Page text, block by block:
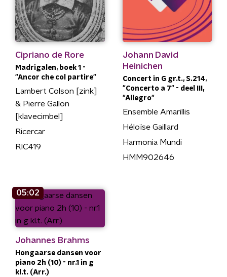
Cipriano de Rore
Madrigalen, boek 1 -
"Ancor che col partire"
Lambert Colson [zink]
& Pierre Gallon
[klavecimbel]
Ricercar
RIC419
Johann David
Heinichen
Concert in G gr.t., S.214,
"Concerto a 7" - deel III,
"Allegro"
Ensemble Amarillis
Héloïse Gaillard
Harmonia Mundi
HMM902646
05:02
Johannes Brahms
Hongaarse dansen voor
piano 2h (10) - nr.1 in g
kl.t. (Arr.)